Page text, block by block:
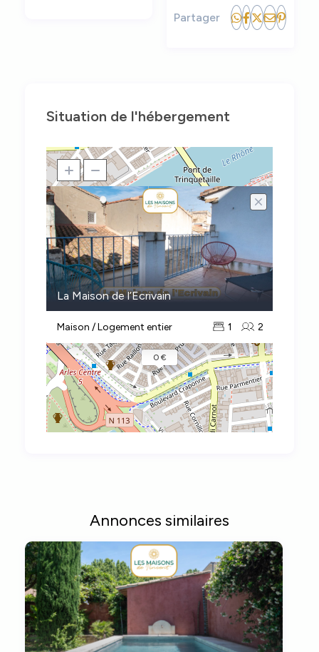
Partager
Situation de l'hébergement
0 €
La Maison de l’Ecrivain
Maison / Logement entier 2
1
Annonces similaires